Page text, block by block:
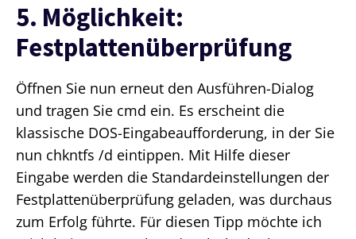
5. Möglichkeit:
Festplattenüberprüfung
Öffnen Sie nun erneut den Ausführen-Dialog
und tragen Sie cmd ein. Es erscheint die
klassische DOS-Eingabeaufforderung, in der Sie
nun chkntfs /d eintippen. Mit Hilfe dieser
Eingabe werden die Standardeinstellungen der
Festplattenüberprüfung geladen, was durchaus
zum Erfolg führte. Für diesen Tipp möchte ich